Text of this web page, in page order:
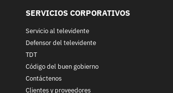
SERVICIOS CORPORATIVOS
Servicio al televidente
Defensor del televidente
TDT
Código del buen gobierno
Contáctenos
Clientes y proveedores